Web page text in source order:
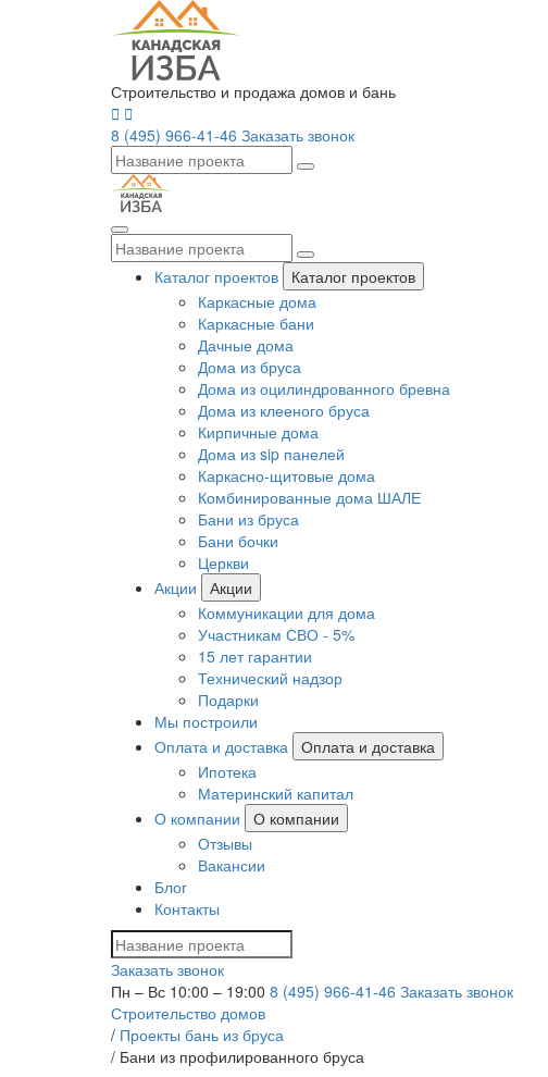
Строительство и продажа домов и бань
8 (495) 966-41-46 Заказать звонок
Каталог проектов
Каталог проектов
Каркасные дома
Каркасные бани
Дачные дома
Дома из бруса
Дома из оцилиндрованного бревна
Дома из клееного бруса
Кирпичные дома
Дома из sip панелей
Каркасно-щитовые дома
Комбинированные дома ШАЛЕ
Бани из бруса
Бани бочки
Церкви
Акции
Акции
Коммуникации для дома
Участникам СВО - 5%
15 лет гарантии
Технический надзор
Подарки
Мы построили
Оплата и доставка
Оплата и доставка
Ипотека
Материнский капитал
О компании
О компании
Отзывы
Вакансии
Блог
Контакты
Заказать звонок
Пн – Вс 10:00 – 19:00 8 (495) 966-41-46 Заказать звонок
Строительство домов
/ Проекты бань из бруса
/ Бани из профилированного бруса